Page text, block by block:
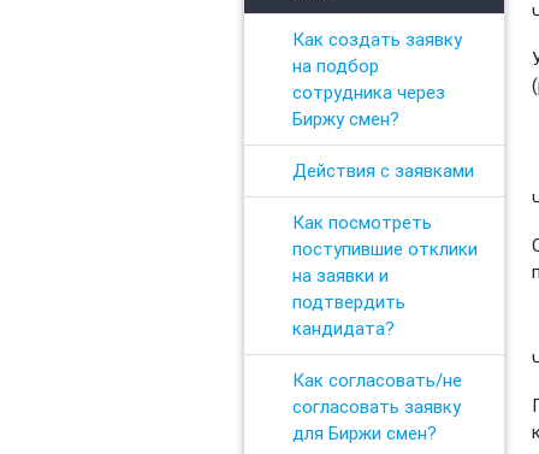
Как создать заявку
на подбор
сотрудника через
Биржу смен?
Действия с заявками
Как посмотреть
поступившие отклики
на заявки и
подтвердить
кандидата?
Как согласовать/не
согласовать заявку
для Биржи смен?